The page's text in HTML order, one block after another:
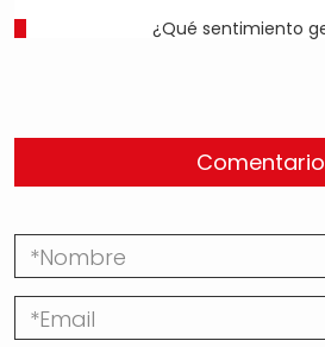
¿Qué sentimiento